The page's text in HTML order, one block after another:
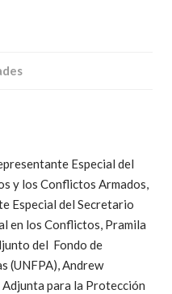
Especial del
y los Conflictos Armados,
Especial del Secretario
en los Conflictos, Pramila
del Fondo de
(UNFPA), Andrew
para la Protección